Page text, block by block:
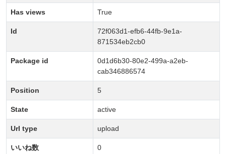
Has views True
Id
72f063d1-efb6-44fb-9e1a-
871534eb2cb0
Package id
0d1d6b30-80e2-499a-a2eb-
cab346886574
Position 5
State active
Url type upload
いいね数 0